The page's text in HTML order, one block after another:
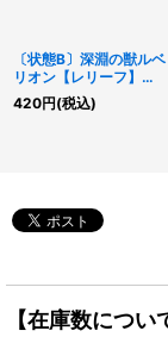
〔状態B〕深淵の獣ルベ
リオン【レリーフ】
{DABL-JP009}《モン
スター》
420円(税込)
【在庫数につい